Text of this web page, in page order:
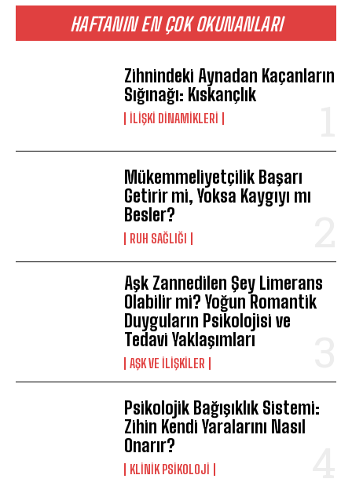
ABONE OL
HAFTANIN EN ÇOK OKUNANLARI
Zihnindeki Aynadan Kaçanların
Sığınağı: Kıskançlık
İLIŞKI DINAMIKLERI
Mükemmeliyetçilik Başarı
Getirir mi, Yoksa Kaygıyı mı
Besler?
⁠RUH SAĞLIĞI
Aşk Zannedilen Şey Limerans
Olabilir mi? Yoğun Romantik
Duyguların Psikolojisi ve
Tedavi Yaklaşımları
AŞK VE İLIŞKILER
Psikolojik Bağışıklık Sistemi:
Zihin Kendi Yaralarını Nasıl
Onarır?
KLINIK PSIKOLOJI